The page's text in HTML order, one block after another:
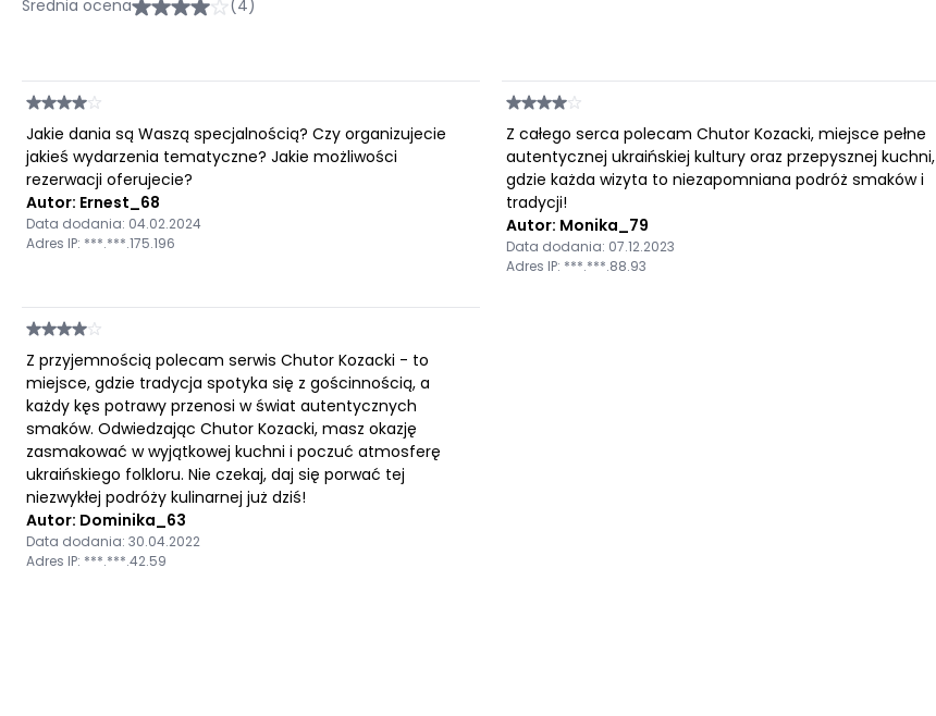
Średnia ocena (4)
Jakie dania są Waszą specjalnością? Czy organizujecie
jakieś wydarzenia tematyczne? Jakie możliwości
rezerwacji oferujecie?
Autor: Ernest_68
Data dodania: 04.02.2024
Adres IP: ***.***.175.196
Z całego serca polecam Chutor Kozacki, miejsce pełne
autentycznej ukraińskiej kultury oraz przepysznej kuchni,
gdzie każda wizyta to niezapomniana podróż smaków i
tradycji!
Autor: Monika_79
Data dodania: 07.12.2023
Adres IP: ***.***.88.93
Z przyjemnością polecam serwis Chutor Kozacki - to
miejsce, gdzie tradycja spotyka się z gościnnością, a
każdy kęs potrawy przenosi w świat autentycznych
smaków. Odwiedzając Chutor Kozacki, masz okazję
zasmakować w wyjątkowej kuchni i poczuć atmosferę
ukraińskiego folkloru. Nie czekaj, daj się porwać tej
niezwykłej podróży kulinarnej już dziś!
Autor: Dominika_63
Data dodania: 30.04.2022
Adres IP: ***.***.42.59